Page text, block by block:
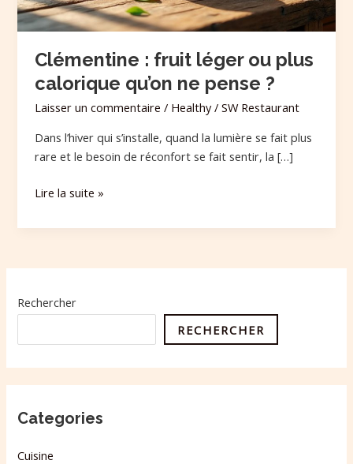
Clémentine : fruit léger ou plus
calorique qu’on ne pense ?
Laisser un commentaire / Healthy/SW Restaurant
Dans l’hiver qui s’installe, quand la lumière se fait plus
rare et le besoin de réconfort se fait sentir, la […]
ne
pense
Lire la suite »
Rechercher
RECHERCHER
Categories
Cuisine